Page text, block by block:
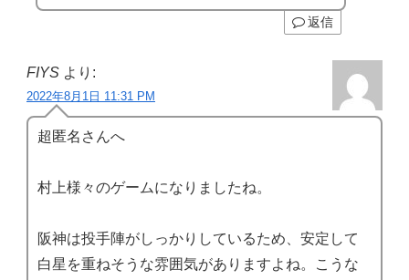
返信
FIYS より:
2022年8月1日 11:31 PM
超匿名さんへ
村上様々のゲームになりましたね。
阪神は投手陣がしっかりしているため、安定して
白星を重ねそうな雰囲気がありますよね。こうな